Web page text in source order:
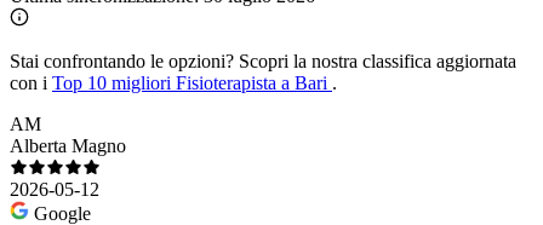
Stai confrontando le opzioni? Scopri la nostra classifica aggiornata
con i Top 10 migliori Fisioterapista a Bari .
AM
Alberta Magno
2026-05-12
Google